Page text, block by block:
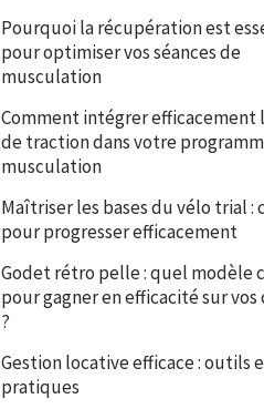
Pourquoi la récupération est
pour optimiser vos séances de
musculation
Comment intégrer efficacement
de traction dans votre
musculation
Maîtriser les bases du vélo trial :
pour progresser efficacement
Godet rétro pelle : quel modèle
pour gagner en efficacité sur vos
?
Gestion locative efficace : outils
pratiques